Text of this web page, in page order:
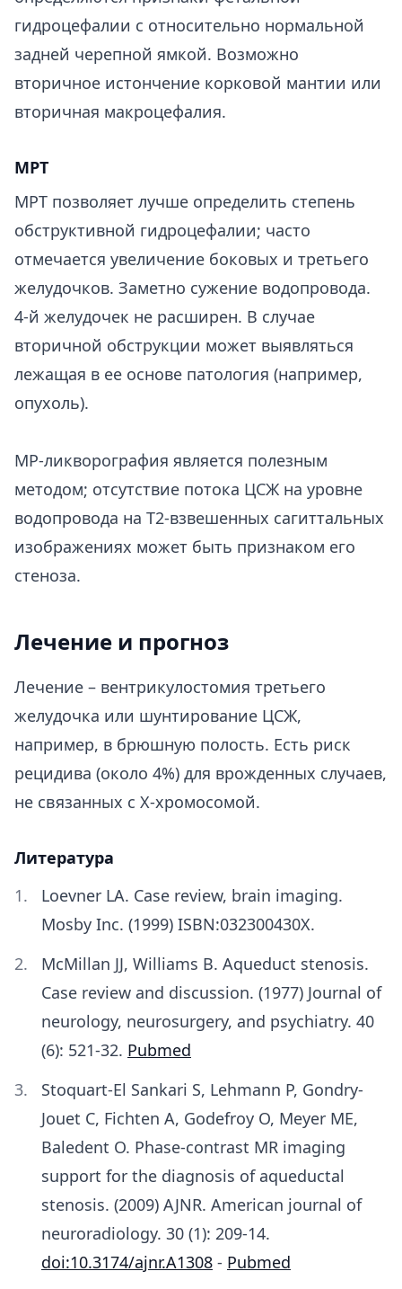
гидроцефалии с относительно нормальной
задней черепной ямкой. Возможно
вторичное истончение корковой мантии или
вторичная макроцефалия.
МРТ
МРТ позволяет лучше определить степень
обструктивной гидроцефалии; часто
отмечается увеличение боковых и третьего
желудочков. Заметно сужение водопровода.
4-й желудочек не расширен. В случае
вторичной обструкции может выявляться
лежащая в ее основе патология (например,
опухоль).
МР-ликворография является полезным
методом; отсутствие потока ЦСЖ на уровне
водопровода на Т2-взвешенных сагиттальных
изображениях может быть признаком его
стеноза.
Лечение и прогноз
Лечение – вентрикулостомия третьего
желудочка или шунтирование ЦСЖ,
например, в брюшную полость. Есть риск
рецидива (около 4%) для врожденных случаев,
не связанных с Х-хромосомой.
Литература
Loevner LA. Case review, brain imaging.
Mosby Inc. (1999) ISBN:032300430X.
McMillan JJ, Williams B. Aqueduct stenosis.
Case review and discussion. (1977) Journal of
neurology, neurosurgery, and psychiatry. 40
(6): 521-32. Pubmed
Stoquart-El Sankari S, Lehmann P, Gondry-
Jouet C, Fichten A, Godefroy O, Meyer ME,
Baledent O. Phase-contrast MR imaging
support for the diagnosis of aqueductal
stenosis. (2009) AJNR. American journal of
neuroradiology. 30 (1): 209-14.
doi:10.3174/ajnr.A1308 - Pubmed